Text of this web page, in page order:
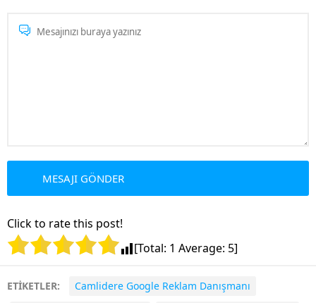
Click to rate this post!
[Total: 1 Average: 5]
ETİKETLER:
Camlidere Google Reklam Danışmanı